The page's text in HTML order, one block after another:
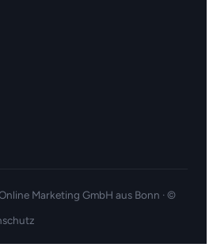
Marketing GmbH aus Bonn · ©